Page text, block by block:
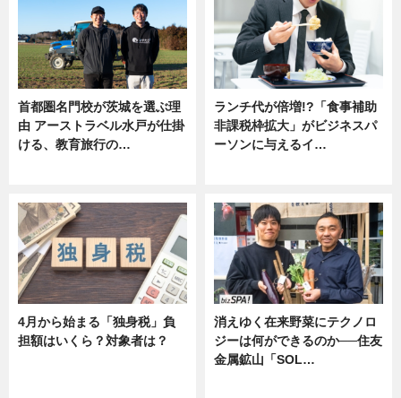
首都圏名門校が茨城を選ぶ理
由 アーストラベル水戸が仕掛
ける、教育旅行の…
ランチ代が倍増!?「食事補助
非課税枠拡大」がビジネスパ
ーソンに与えるイ…
4月から始まる「独身税」負
担額はいくら？対象者は？
消えゆく在来野菜にテクノロ
ジーは何ができるのか──住友
金属鉱山「SOL…